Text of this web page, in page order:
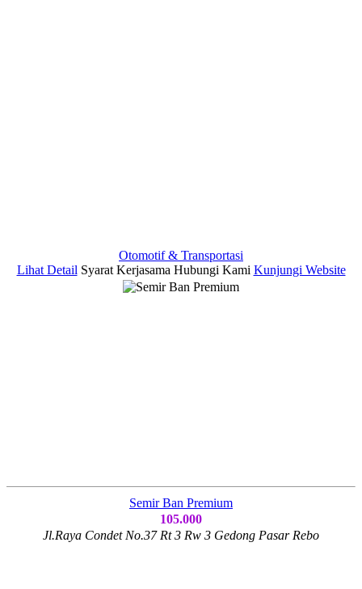
Otomotif & Transportasi
Lihat Detail Syarat Kerjasama Hubungi Kami Kunjungi Website
Semir Ban Premium
105.000
Jl.Raya Condet No.37 Rt 3 Rw 3 Gedong Pasar Rebo